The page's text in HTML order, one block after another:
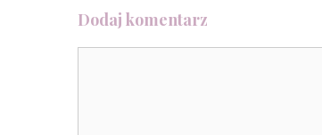
Dodaj komentarz